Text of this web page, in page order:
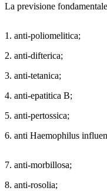
La previsione
1. anti-poliomelitica;
2. anti-difterica;
3. anti-tetanica;
4. anti-epatitica B;
5. anti-pertossica;
6. anti Haemophilus
7. anti-morbillosa;
8. anti-rosolia;